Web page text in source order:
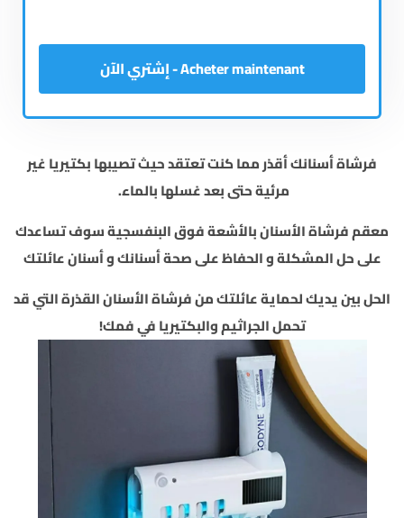
Acheter maintenant - إشتري الآن
فرشاة أسنانك أقذر مما كنت تعتقدحيث تصيبها بكتيريا غير
مرئية حتى بعد غسلها بالماء.
معقم فرشاة الأسنان بالأشعة فوق البنفسجية سوف تساعدك
على حل المشكلةو الحفاظ على صحة أسنانك و أسنان عائلتك
الحل بين يديك لحماية عائلتك من فرشاة الأسنان القذرة التي قد
تحمل الجراثيم والبكتيريا في فمك!